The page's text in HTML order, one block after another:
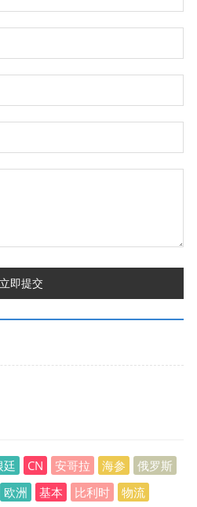
立即提交
廷 CN 安哥拉 海参
俄罗斯
欧洲 基本 比利时
物流